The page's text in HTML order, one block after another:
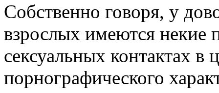
Собственно говоря, у
взрослых имеются некие
сексуальных контактах в
порнографического